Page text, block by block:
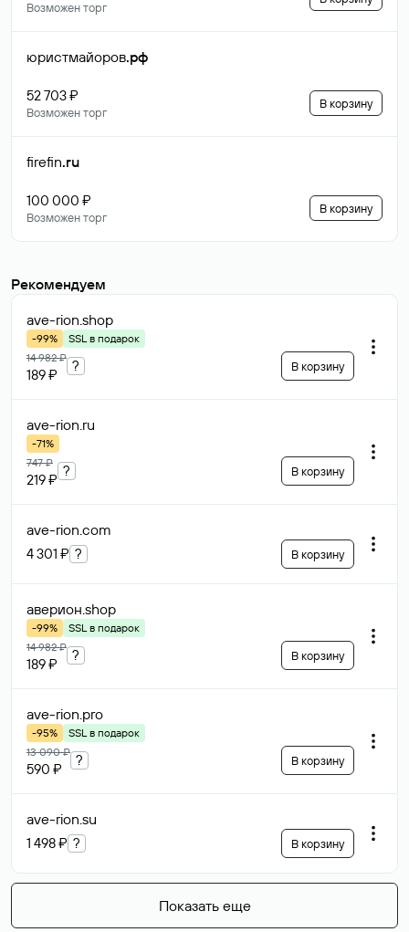
Возможен торг
юристмайоров.рф
52 703 ₽
Возможен торг
В корзину
firefin.ru
100 000 ₽
Возможен торг
В корзину
Рекомендуем
ave-rion.shop
-99%
SSL в подарок
14 982 ₽
189 ₽
? В корзину
ave-rion.ru
-71%
747 ₽
219 ₽
? В корзину
ave-rion.com
4 301 ₽ ? В корзину
аверион.shop
-99%
SSL в подарок
14 982 ₽
189 ₽
? В корзину
ave-rion.pro
-95%
SSL в подарок
13 090 ₽
590 ₽
? В корзину
ave-rion.su
1 498 ₽ ? В корзину
Показать еще